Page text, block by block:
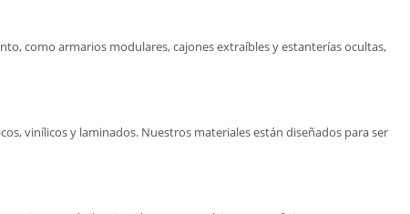
como armarios modulares, cajones extraíbles y estanterías ocultas,
vinílicos y laminados. Nuestros materiales están diseñados para ser